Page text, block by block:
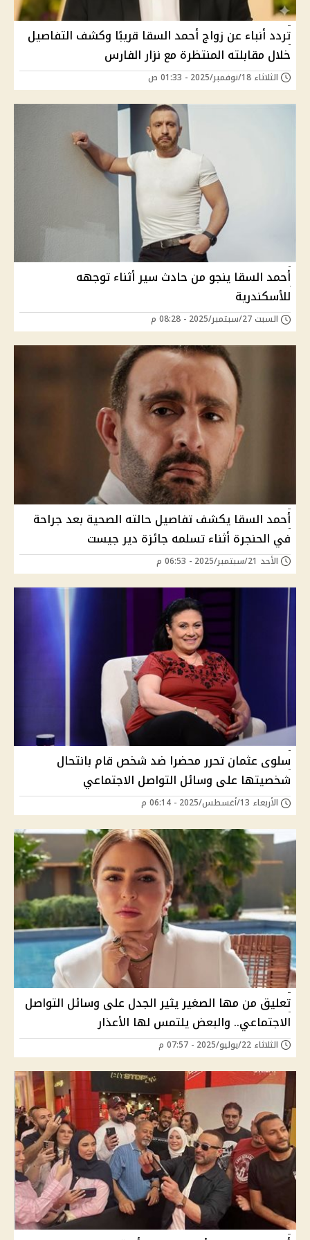
تردد أنباء عن زواج أحمد السقا قريبًا وكشف التفاصيل
خلال مقابلته المنتظرة مع نزار الفارس
الثلاثاء 18/نوفمبر/2025 - 01:33 ص
أحمد السقا ينجو من حادث سير أثناء توجهه
للأسكندرية
السبت 27/سبتمبر/2025 - 08:28 م
أحمد السقا يكشف تفاصيل حالته الصحية بعد جراحة
في الحنجرة أثناء تسلمه جائزة دير جيست
الأحد 21/سبتمبر/2025 - 06:53 م
سلوى عثمان تحرر محضرا ضد شخص قام بانتحال
شخصيتها على وسائل التواصل الاجتماعي
الأربعاء 13/أغسطس/2025 - 06:14 م
تعليق من مها الصغير يثير الجدل على وسائل التواصل
الاجتماعي.. والبعض يلتمس لها الأعذار
الثلاثاء 22/يوليو/2025 - 07:57 م